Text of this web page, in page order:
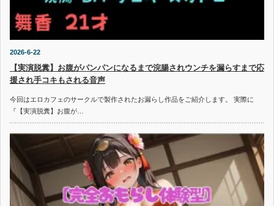
2026-6-22
【実演脱糞】お腹がパンパンになるまで浣腸されウンチを漏らすまで応
援され手コキもされる音声
今回はエロカフェのサークルで製作されたお漏らし作品をご紹介します。 実際に
『【実演脱糞】お腹が…